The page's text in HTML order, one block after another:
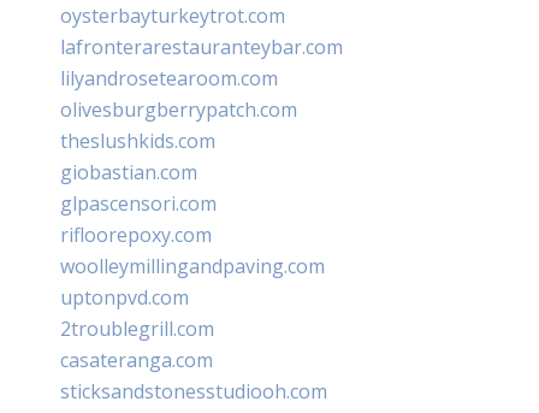
oysterbayturkeytrot.com
lafronterarestauranteybar.com
lilyandrosetearoom.com
olivesburgberrypatch.com
theslushkids.com
giobastian.com
glpascensori.com
rifloorepoxy.com
woolleymillingandpaving.com
uptonpvd.com
2troublegrill.com
casateranga.com
sticksandstonesstudiooh.com